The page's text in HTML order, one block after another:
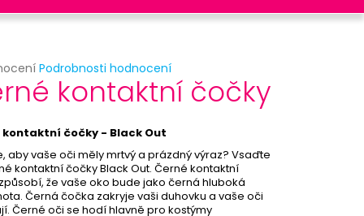
Podrobnosti hodnocení
kontaktní čočky
kontaktní čočky - Black Out
aby vaše oči měly mrtvý a prázdný výraz? Vsaďte
kontaktní čočky Black Out. Černé kontaktní
že vaše oko bude jako černá hluboká
Černá čočka zakryje vaši duhovku a vaše oči
Černé oči se hodí hlavně pro kostýmy
ZLATÁ